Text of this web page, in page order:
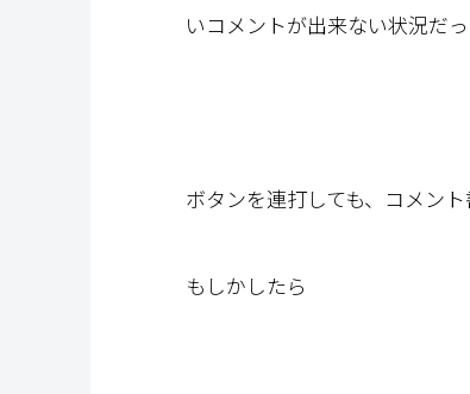
いコメントが出来ない状況だっ
ボタンを連打しても、コメント
もしかしたら